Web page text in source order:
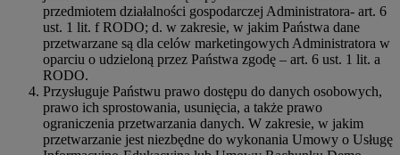
przedmiotem działalności gospodarczej Administratora- art. 6
ust. 1 lit. f RODO; d. w zakresie, w jakim Państwa dane
przetwarzane są dla celów marketingowych Administratora w
oparciu o udzieloną przez Państwa zgodę – art. 6 ust. 1 lit. a
RODO.
Przysługuje Państwu prawo dostępu do danych osobowych,
prawo ich sprostowania, usunięcia, a także prawo
ograniczenia przetwarzania danych. W zakresie, w jakim
przetwarzanie jest niezbędne do wykonania Umowy o Usługę